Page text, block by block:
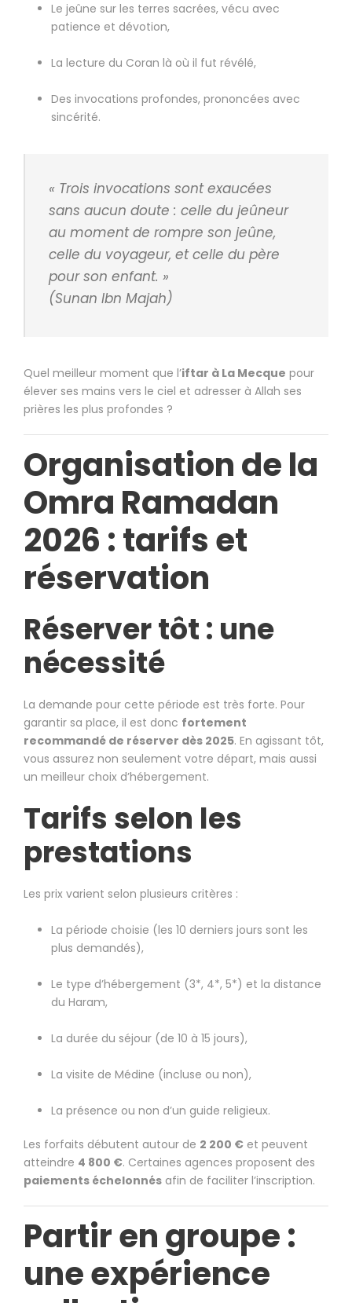
Le jeûne sur les terres sacrées, vécu avec
patience et dévotion,
La lecture du Coran là où il fut révélé,
Des invocations profondes, prononcées avec
sincérité.
« Trois invocations sont exaucées
sans aucun doute : celle du jeûneur
au moment de rompre son jeûne,
celle du voyageur, et celle du père
pour son enfant. »
(Sunan Ibn Majah)
Quel meilleur moment que l’iftar à La Mecque pour
élever ses mains vers le ciel et adresser à Allah ses
prières les plus profondes ?
Organisation de la
Omra Ramadan
2026 : tarifs et
réservation
Réserver tôt : une
nécessité
La demande pour cette période est très forte. Pour
garantir sa place, il est donc fortement
recommandé de réserver dès 2025. En agissant tôt,
vous assurez non seulement votre départ, mais aussi
un meilleur choix d’hébergement.
Tarifs selon les
prestations
Les prix varient selon plusieurs critères :
La période choisie (les 10 derniers jours sont les
plus demandés),
Le type d’hébergement (3*, 4*, 5*) et la distance
du Haram,
La durée du séjour (de 10 à 15 jours),
La visite de Médine (incluse ou non),
La présence ou non d’un guide religieux.
Les forfaits débutent autour de 2 200 € et peuvent
atteindre 4 800 €. Certaines agences proposent des
paiements échelonnés afin de faciliter l’inscription.
Partir en groupe :
une expérience